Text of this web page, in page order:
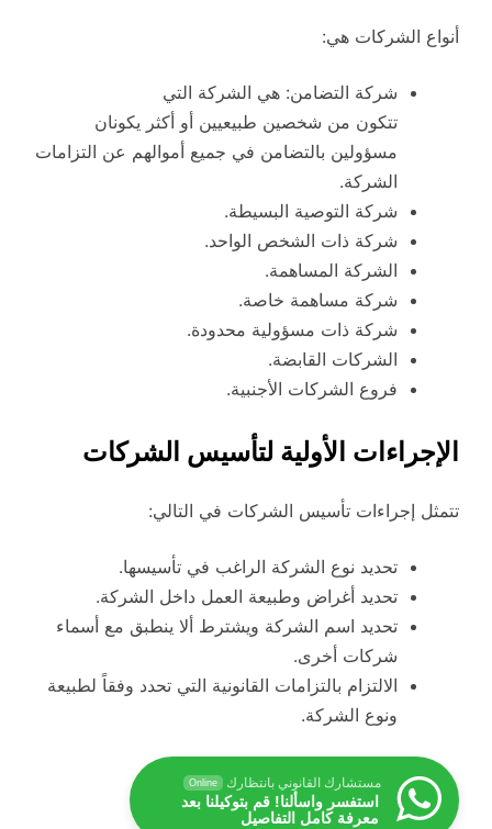
أنواع الشركات هي:
شركة التضامن: هي الشركة التي
تتكون من شخصين طبيعيين أو أكثر يكونان
مسؤولين بالتضامن في جميع أموالهم عن التزامات
الشركة.
شركة التوصية البسيطة.
شركة ذات الشخص الواحد.
الشركة المساهمة.
شركة مساهمة خاصة.
شركة ذات مسؤولية محدودة.
الشركات القابضة.
فروع الشركات الأجنبية.
الإجراءات الأولية لتأسيس الشركات
تتمثل إجراءات تأسيس الشركات في التالي:
تحديد نوع الشركة الراغب في تأسيسها.
تحديد أغراض وطبيعة العمل داخل الشركة.
تحديد اسم الشركة ويشترط ألا ينطبق مع أسماء
شركات أخرى.
الالتزام بالتزامات القانونية التي تحدد وفقاً لطبيعة
ونوع الشركة.
مستشارك القانوني بانتظارك Online
استفسر واسألنا! قم بتوكيلنا بعد
معرفة كامل التفاصيل